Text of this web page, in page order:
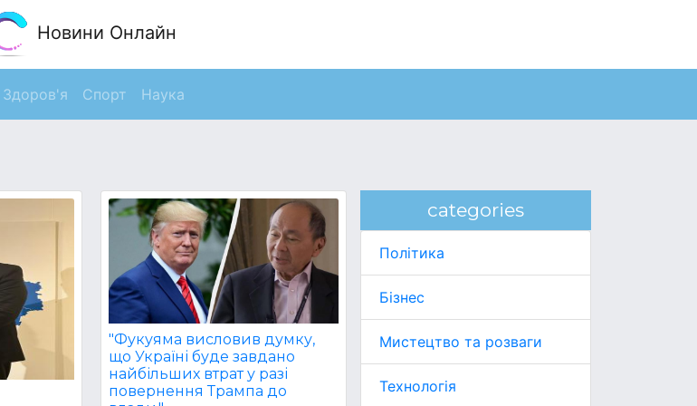
Новини Онлайн
Здоров'я Спорт Наука
"Фукуяма висловив думку,
що Україні буде завдано
найбільших втрат у разі
повернення Трампа до
categories
Політика
Бізнес
Мистецтво та розваги
Технологія